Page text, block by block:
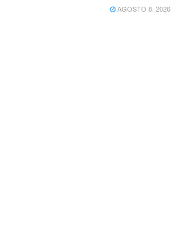
AGOSTO 8, 2026